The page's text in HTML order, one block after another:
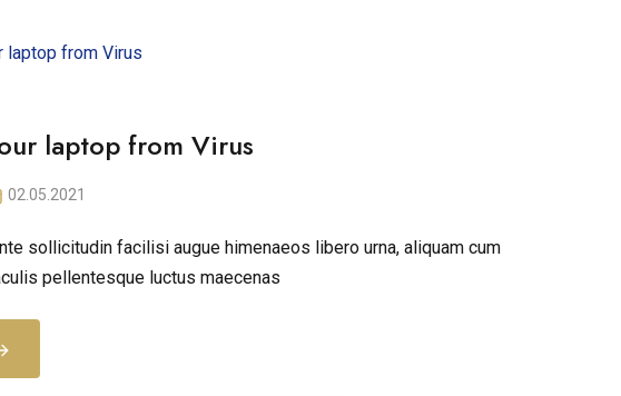
laptop from Virus
02.05.2021
sollicitudin facilisi augue himenaeos libero urna, aliquam cum
pellentesque luctus maecenas